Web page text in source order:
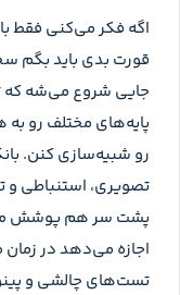
اگه فکر می‌کنی فقط
قورت بدی باید بگم
جایی شروع می‌شه
پایه‌های مختلف رو
رو شبیه‌سازی کنن.
تصویری، استنباطی
پشت سر هم پوشش
اجازه می‌دهد در
تست‌های چالشی و